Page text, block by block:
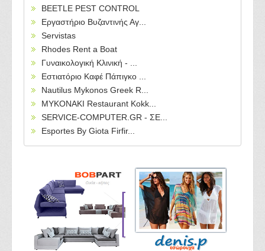
BEETLE PEST CONTROL
Εργαστήριο Βυζαντινής Αγ...
Servistas
Rhodes Rent a Boat
Γυναικολογική Κλινική - ...
Εστιατόριο Καφέ Πάπιγκο ...
Nautilus Mykonos Greek R...
MYKONAKI Restaurant Kokk...
SERVICE-COMPUTER.GR - ΣΕ...
Esportes By Giota Firfir...